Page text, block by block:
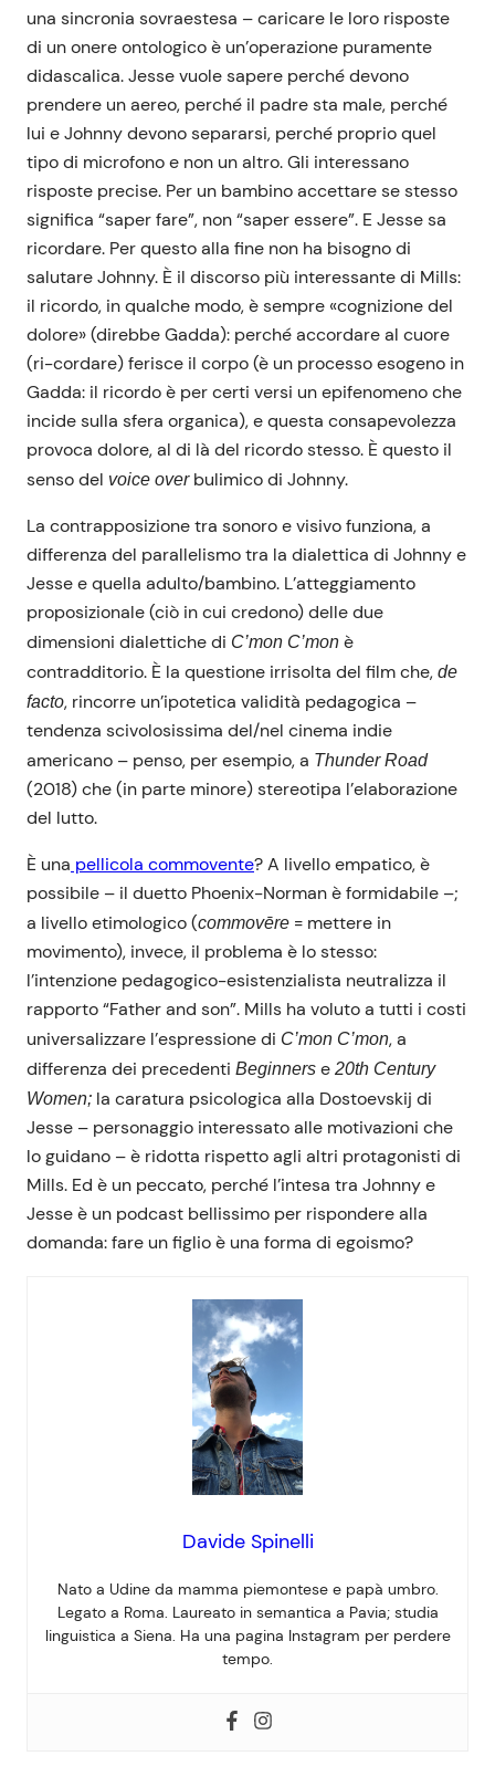
una sincronia sovraestesa – caricare le loro risposte
di un onere ontologico è un’operazione puramente
didascalica. Jesse vuole sapere perché devono
prendere un aereo, perché il padre sta male, perché
lui e Johnny devono separarsi, perché proprio quel
tipo di microfono e non un altro. Gli interessano
risposte precise. Per un bambino accettare se stesso
significa “saper fare”, non “saper essere”. E Jesse sa
ricordare. Per questo alla fine non ha bisogno di
salutare Johnny. È il discorso più interessante di Mills:
il ricordo, in qualche modo, è sempre «cognizione del
dolore» (direbbe Gadda): perché accordare al cuore
(ri-cordare) ferisce il corpo (è un processo esogeno in
Gadda: il ricordo è per certi versi un epifenomeno che
incide sulla sfera organica), e questa consapevolezza
provoca dolore, al di là del ricordo stesso. È questo il
senso del voice overbulimico di Johnny.
La contrapposizione tra sonoro e visivo funziona, a
differenza del parallelismo tra la dialettica di Johnny e
Jesse e quella adulto/bambino. L’atteggiamento
proposizionale (ciò in cui credono) delle due
dimensioni dialettiche di C’mon C’mon è
contradditorio. È la questione irrisolta del film che, de
facto, rincorre un’ipotetica validità pedagogica –
tendenza scivolosissima del/nel cinema indie
americano – penso, per esempio, a Thunder Road
(2018) che (in parte minore) stereotipa l’elaborazione
del lutto.
È una pellicola commovente? A livello empatico, è
possibile – il duetto Phoenix-Norman è formidabile –;
a livello etimologico (commovēre = mettere in
movimento), invece, il problema è lo stesso:
l’intenzione pedagogico-esistenzialista neutralizza il
rapporto “Father and son”. Mills ha voluto a tutti i costi
universalizzare l’espressione di C’mon C’mon, a
differenza dei precedenti Beginners e 20th Century
Women; la caratura psicologica alla Dostoevskij di
Jesse – personaggio interessato alle motivazioni che
lo guidano – è ridotta rispetto agli altri protagonisti di
Mills. Ed è un peccato, perché l’intesa tra Johnny e
Jesse è un podcast bellissimo per rispondere alla
domanda: fare un figlio è una forma di egoismo?
Davide Spinelli
Nato a Udine da mamma piemontese e papà umbro.
Legato a Roma. Laureato in semantica a Pavia; studia
linguistica a Siena. Ha una pagina Instagram per perdere
tempo.